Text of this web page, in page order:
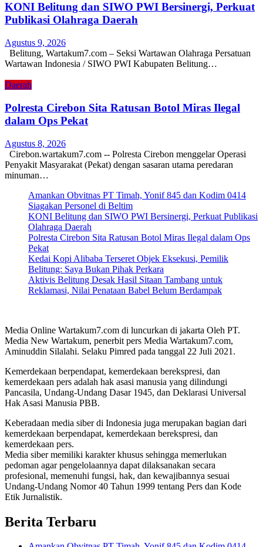
KONI Belitung dan SIWO PWI Bersinergi, Perkuat
Publikasi Olahraga Daerah
Agustus 9, 2026
Belitung, Wartakum7.com – Seksi Wartawan Olahraga Persatuan
Wartawan Indonesia / SIWO PWI Kabupaten Belitung…
Daerah
Polresta Cirebon Sita Ratusan Botol Miras Ilegal
dalam Ops Pekat
Agustus 8, 2026
Cirebon.wartakum7.com -- Polresta Cirebon menggelar Operasi
Penyakit Masyarakat (Pekat) dengan sasaran utama peredaran
minuman…
Amankan Obvitnas PT Timah, Yonif 845 dan Kodim 0414
Siagakan Personel di Beltim
KONI Belitung dan SIWO PWI Bersinergi, Perkuat Publikasi
Olahraga Daerah
Polresta Cirebon Sita Ratusan Botol Miras Ilegal dalam Ops
Pekat
Kedai Kopi Alibaba Terseret Objek Eksekusi, Pemilik
Belitung: Saya Bukan Pihak Perkara
Aktivis Belitung Desak Hasil Sitaan Tambang untuk
Reklamasi, Nilai Penataan Babel Belum Berdampak
Media Online Wartakum7.com di luncurkan di jakarta Oleh PT.
Media New Wartakum, penerbit pers Media Wartakum7.com,
Aminuddin Silalahi. Selaku Pimred pada tanggal 22 Juli 2021.
Kemerdekaan berpendapat, kemerdekaan berekspresi, dan
kemerdekaan pers adalah hak asasi manusia yang dilindungi
Pancasila, Undang-Undang Dasar 1945, dan Deklarasi Universal
Hak Asasi Manusia PBB.
Keberadaan media siber di Indonesia juga merupakan bagian dari
kemerdekaan berpendapat, kemerdekaan berekspresi, dan
kemerdekaan pers.
Media siber memiliki karakter khusus sehingga memerlukan
pedoman agar pengelolaannya dapat dilaksanakan secara
profesional, memenuhi fungsi, hak, dan kewajibannya sesuai
Undang-Undang Nomor 40 Tahun 1999 tentang Pers dan Kode
Etik Jurnalistik.
Berita Terbaru